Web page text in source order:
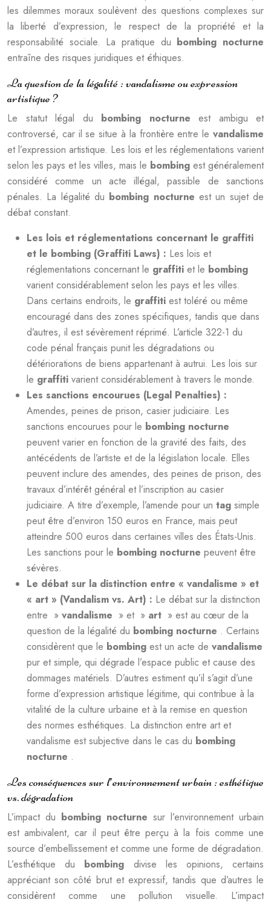
les dilemmes moraux soulèvent des questions complexes sur
la liberté d’expression, le respect de la propriété et la
responsabilité sociale. La pratique du bombing nocturne
entraîne des risques juridiques et éthiques.
La question de la légalité : vandalisme ou expression
artistique ?
Le statut légal du bombing nocturne est ambigu et
controversé, car il se situe à la frontière entre le vandalisme
et l’expression artistique. Les lois et les réglementations varient
selon les pays et les villes, mais le bombing est généralement
considéré comme un acte illégal, passible de sanctions
pénales. La légalité du bombing nocturneest un sujet de
débat constant.
Les lois et réglementations concernant le graffiti
et le bombing (Graffiti Laws) : Les lois et
réglementations concernant le graffiti et le bombing
varient considérablement selon les pays et les villes.
Dans certains endroits, le graffiti est toléré ou même
encouragé dans des zones spécifiques, tandis que dans
d’autres, il est sévèrement réprimé. L’article 322-1 du
code pénal français punit les dégradations ou
détériorations de biens appartenant à autrui. Les lois sur
le graffiti varient considérablement à travers le monde.
Les sanctions encourues (Legal Penalties) :
Amendes, peines de prison, casier judiciaire. Les
sanctions encourues pour le bombing nocturne
peuvent varier en fonction de la gravité des faits, des
antécédents de l’artiste et de la législation locale. Elles
peuvent inclure des amendes, des peines de prison, des
travaux d’intérêt général et l’inscription au casier
judiciaire. A titre d’exemple, l’amende pour un tag simple
peut être d’environ 150 euros en France, mais peut
atteindre 500 euros dans certaines villes des États-Unis.
Les sanctions pour le bombing nocturne peuvent être
sévères.
Le débat sur la distinction entre « vandalisme » et
« art » (Vandalism vs. Art) : Le débat sur la distinction
entre » vandalisme » et » art » est au cœur de la
question de la légalité du bombing nocturne . Certains
considèrent que le bombing est un acte de vandalisme
pur et simple, qui dégrade l’espace public et cause des
dommages matériels. D’autres estiment qu’il s’agit d’une
forme d’expression artistique légitime, qui contribue à la
vitalité de la culture urbaine et à la remise en question
des normes esthétiques. La distinction entre art et
vandalisme est subjective dans le cas du bombing
nocturne .
Les conséquences sur l’environnement urbain : esthétique
vs. dégradation
L’impact du bombing nocturne sur l’environnement urbain
est ambivalent, car il peut être perçu à la fois comme une
source d’embellissement et comme une forme de dégradation.
L’esthétique du bombing divise les opinions, certains
appréciant son côté brut et expressif, tandis que d’autres le
considèrent comme une pollution visuelle. L’impact